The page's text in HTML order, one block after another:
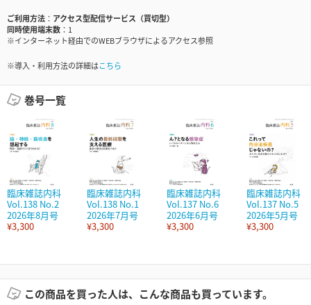
ご利用方法
アクセス型配信サービス（買切型）
同時使用端末数
1
※インターネット経由でのWEBブラウザによるアクセス参照
※導入・利用方法の詳細はこちら
巻号一覧
臨床雑誌内科
Vol.138 No.2
2026年8月号
¥3,300
臨床雑誌内科
Vol.138 No.1
2026年7月号
¥3,300
臨床雑誌内科
Vol.137 No.6
2026年6月号
¥3,300
臨床雑誌内科
Vol.137 No.5
2026年5月号
¥3,300
この商品を買った人は、こんな商品も買っています。